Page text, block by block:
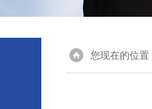
您现在的位置